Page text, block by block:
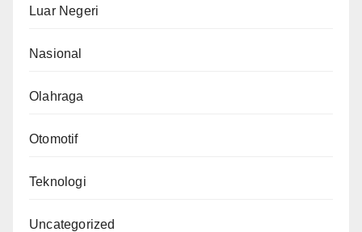
Luar Negeri
Nasional
Olahraga
Otomotif
Teknologi
Uncategorized